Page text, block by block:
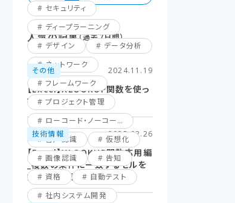
セキュリティ
ディープラーニング
デザイン
データ分析
ネットワーク
フレームワーク
プロジェクト管理
ローコード・ノーコード
音声認識
仮想化
画像認識
告知
資格
自動テスト
社内システム開発
人気の記事（過去7日間）
その他 2024.11.19
【Excel】XLOOKUP関数を使っ
てみよう！
技術情報 2025.02.26
【Excel】XLOOKUP関数応用編
_複数の条件に一致するセルを
探してみよう！